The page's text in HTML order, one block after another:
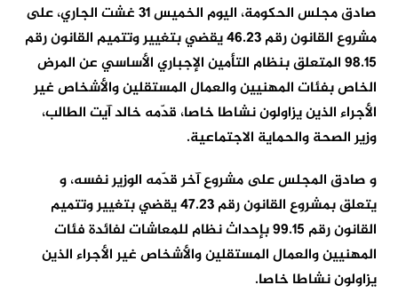
صادق مجلس الحكومة، اليوم الخميس 31 غشت الجاري، على
مشروع القانون رقم 46.23 يقضي بتغيير وتتميم القانون رقم
98.15 المتعلق بنظام التأمين الإجباري الأساسي عن المرض
الخاص بفئات المهنيين والعمال المستقلين والأشخاص غير
الأجراء الذين يزاولون نشاطا خاصا، قدّمه خالد آيت الطالب،
وزير الصحة والحماية الاجتماعية.
و صادق المجلس على مشروع آخر قدّمه الوزير نفسه، و
يتعلق بمشروع القانون رقم 47.23 يقضي بتغيير وتتميم
القانون رقم 99.15 بإحداث نظام للمعاشات لفائدة فئات
المهنيين والعمال المستقلين والأشخاص غير الأجراء الذين
يزاولون نشاطا خاصا.